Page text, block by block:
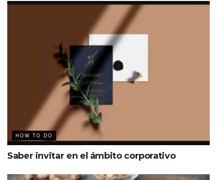
HOW TO DO
Saber invitar en el ámbito corporativo